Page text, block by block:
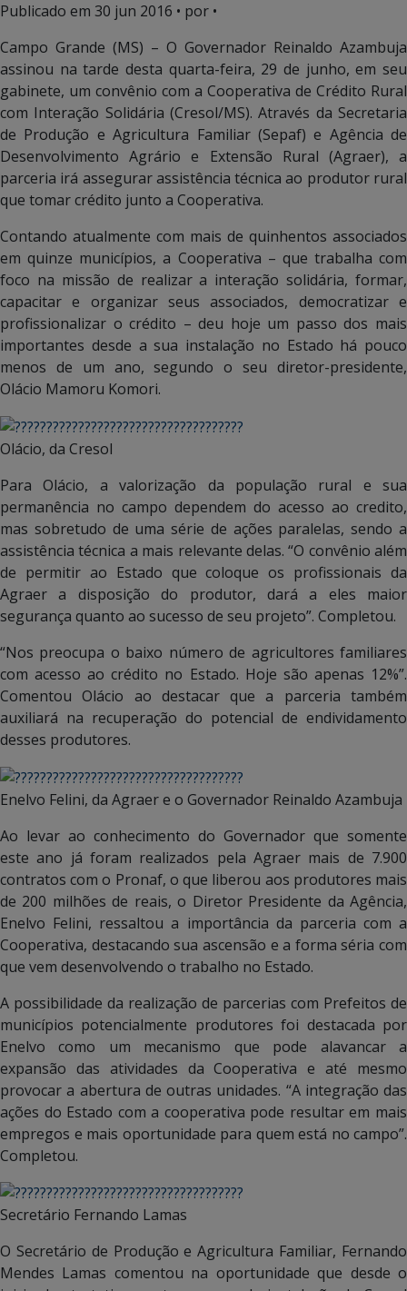
Publicado em 30 jun 2016 • por •
Campo Grande (MS) – O Governador Reinaldo Azambuja
assinou na tarde desta quarta-feira, 29 de junho, em seu
gabinete, um convênio com a Cooperativa de Crédito Rural
com Interação Solidária (Cresol/MS). Através da Secretaria
de Produção e Agricultura Familiar (Sepaf) e Agência de
Desenvolvimento Agrário e Extensão Rural (Agraer), a
parceria irá assegurar assistência técnica ao produtor rural
que tomar crédito junto a Cooperativa.
Contando atualmente com mais de quinhentos associados
em quinze municípios, a Cooperativa – que trabalha com
foco na missão de realizar a interação solidária, formar,
capacitar e organizar seus associados, democratizar e
profissionalizar o crédito – deu hoje um passo dos mais
importantes desde a sua instalação no Estado há pouco
menos de um ano, segundo o seu diretor-presidente,
Olácio Mamoru Komori.
Olácio, da Cresol
Para Olácio, a valorização da população rural e sua
permanência no campo dependem do acesso ao credito,
mas sobretudo de uma série de ações paralelas, sendo a
assistência técnica a mais relevante delas. “O convênio além
de permitir ao Estado que coloque os profissionais da
Agraer a disposição do produtor, dará a eles maior
segurança quanto ao sucesso de seu projeto”. Completou.
“Nos preocupa o baixo número de agricultores familiares
com acesso ao crédito no Estado. Hoje são apenas 12%”.
Comentou Olácio ao destacar que a parceria também
auxiliará na recuperação do potencial de endividamento
desses produtores.
Enelvo Felini, da Agraer e o Governador Reinaldo Azambuja
Ao levar ao conhecimento do Governador que somente
este ano já foram realizados pela Agraer mais de 7.900
contratos com o Pronaf, o que liberou aos produtores mais
de 200 milhões de reais, o Diretor Presidente da Agência,
Enelvo Felini, ressaltou a importância da parceria com a
Cooperativa, destacando sua ascensão e a forma séria com
que vem desenvolvendo o trabalho no Estado.
A possibilidade da realização de parcerias com Prefeitos de
municípios potencialmente produtores foi destacada por
Enelvo como um mecanismo que pode alavancar a
expansão das atividades da Cooperativa e até mesmo
provocar a abertura de outras unidades. “A integração das
ações do Estado com a cooperativa pode resultar em mais
empregos e mais oportunidade para quem está no campo”.
Completou.
Secretário Fernando Lamas
O Secretário de Produção e Agricultura Familiar, Fernando
Mendes Lamas comentou na oportunidade que desde o